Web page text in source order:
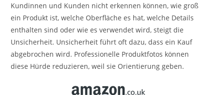
Kundinnen und Kunden nicht erkennen können, wie groß
ein Produkt ist, welche Oberfläche es hat, welche Details
enthalten sind oder wie es verwendet wird, steigt die
Unsicherheit. Unsicherheit führt oft dazu, dass ein Kauf
abgebrochen wird. Professionelle Produktfotos können
diese Hürde reduzieren, weil sie Orientierung geben.